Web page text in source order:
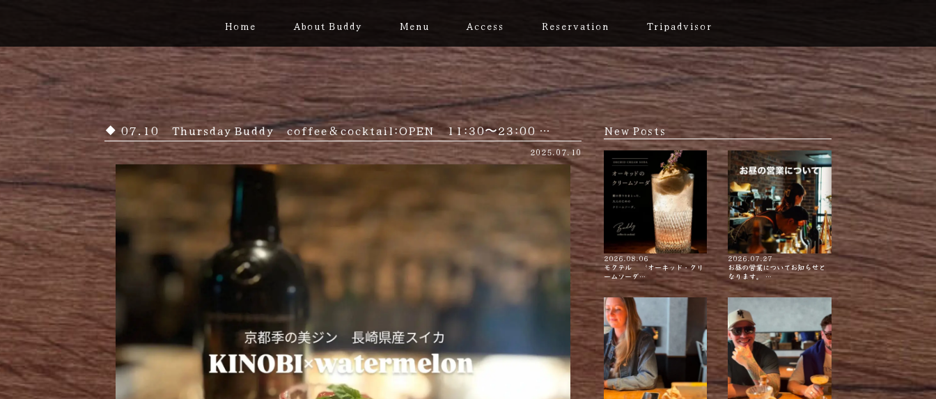
Home About Buddy Menu Access Reservation Tripadvisor
07.10 Thursday Buddy coffee＆cocktail:OPEN 11:30〜23:00 …
2025.07.10
New Posts
2026.08.06
モクテル 〝オーキッド・クリ
ームソーダ…
2026.07.27
お昼の営業についてお知らせと
なります。 …